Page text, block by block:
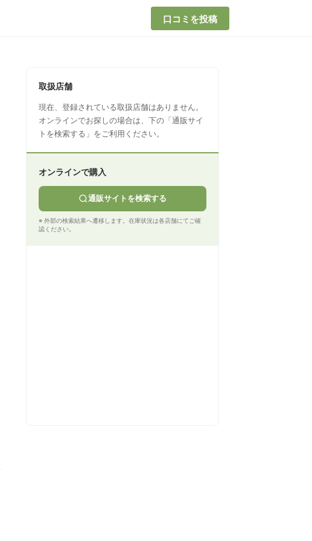
口コミを投稿
取扱店舗
現在、登録されている取扱店舗はありません。
オンラインでお探しの場合は、下の「通販サイ
トを検索する」をご利用ください。
オンラインで購入
通販サイトを検索する
※ 外部の検索結果へ遷移します。在庫状況は各店舗にてご確
認ください。